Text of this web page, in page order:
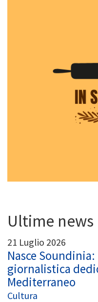
Ultime news
21 Luglio 2026
Nasce
giornalistica
Mediterraneo
Cultura